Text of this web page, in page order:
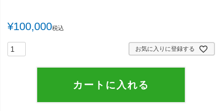
¥100,000税込
お気に入りに登録する
カートに入れる